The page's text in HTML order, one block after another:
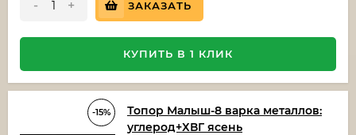
- + ЗАКАЗАТЬ
КУПИТЬ В 1 КЛИК
-15%
Топор Малыш-8 варка металлов:
углерод+ХВГ ясень